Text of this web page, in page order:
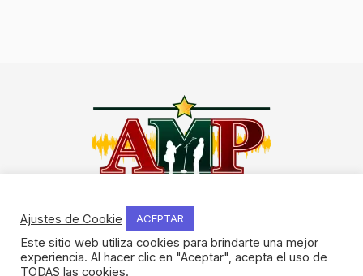
n
s
t
a
F
a
c
e
b
t
u
t
s
NOSOTROS
Ajustes de Cookie ACEPTAR
Este sitio web utiliza cookies para brindarte una mejor
experiencia. Al hacer clic en "Aceptar", acepta el uso de
TODAS las cookies.